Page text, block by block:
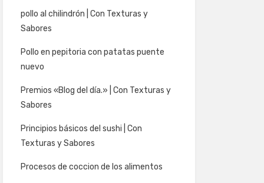
pollo al chilindrón | Con Texturas y
Sabores
Pollo en pepitoria con patatas puente
nuevo
Premios «Blog del día.» | Con Texturas y
Sabores
Principios básicos del sushi | Con
Texturas y Sabores
Procesos de coccion de los alimentos